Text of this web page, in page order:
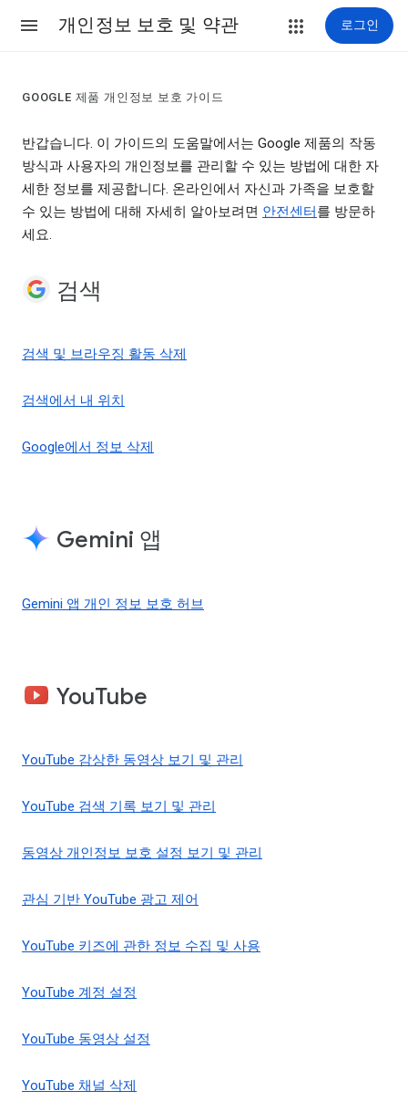
개인정보 보호 및 약관 로그인
GOOGLE 제품 개인정보 보호 가이드
반갑습니다. 이 가이드의 도움말에서는 Google 제품의 작동
방식과 사용자의 개인정보를 관리할 수 있는 방법에 대한 자
세한 정보를 제공합니다. 온라인에서 자신과 가족을 보호할
수 있는 방법에 대해 자세히 알아보려면 안전센터를 방문하
세요.
검색
검색 및 브라우징 활동 삭제
검색에서 내 위치
Google에서 정보 삭제
Gemini 앱
Gemini 앱 개인 정보 보호 허브
YouTube
YouTube 감상한 동영상 보기 및 관리
YouTube 검색 기록 보기 및 관리
동영상 개인정보 보호 설정 보기 및 관리
관심 기반 YouTube 광고 제어
YouTube 키즈에 관한 정보 수집 및 사용
YouTube 계정 설정
YouTube 동영상 설정
YouTube 채널 삭제